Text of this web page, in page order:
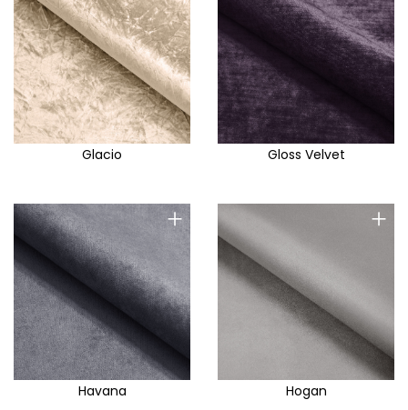
Glacio Gloss Velvet
+
Havana
+
Hogan